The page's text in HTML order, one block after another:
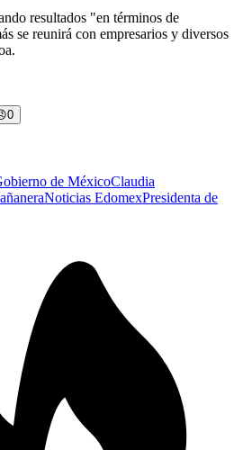
resultados "en términos de
se reunirá con empresarios y diversos
0
de MéxicoClaudia
Noticias EdomexPresidenta de